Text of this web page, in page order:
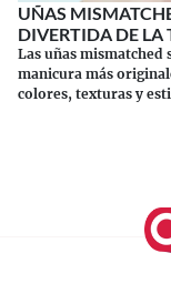
UÑAS
DIVERTIDA DE LA
Las uñas mismatched
manicura más
colores, texturas y